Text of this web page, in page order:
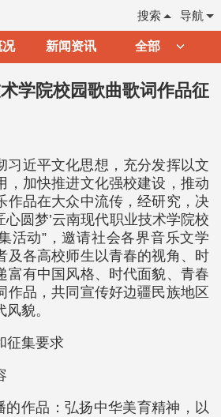
导航
搜索
新闻资讯 全部
学院校园歌曲歌词作品征
习近平文化思想，充分发挥以文
，加快推进文化强校建设，推动
作品在大众中流传，经研究，决
心圆梦’云南现代职业技术学院校
活动”，邀请社会各界音乐文学
及各高校师生以青春的视角、时
富有中国风格、时代面貌、青春
作品，共同宣传好边疆民族地区
貌。
征集要求
的作品：弘扬中华美育精神，以